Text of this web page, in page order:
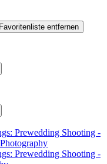
entfernen